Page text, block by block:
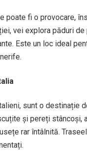
poate fi o provocare,
vei explora păduri
Este un loc ideal
sunt o destinație
și pereți
rar întâlnită.